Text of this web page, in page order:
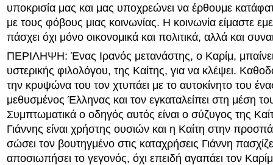
υποκρισία μας και μας υποχρεώνει να έρθουμε
με τους φόβους μιας κοινωνίας. Η κοινωνία είμαστε
πάσχει όχι μόνο οικονομικά και πολιτικά, αλλά και
ΠΕΡΙΛΗΨΗ: Ένας Ιρανός μετανάστης, ο Καρίμ, μπαίνει
υστερικής φιλολόγου, της Καίτης, για να κλέψει.
την κρυψώνα του τον χτυπάει με το αυτοκίνητο του
μεθυσμένος Έλληνας και τον εγκαταλείπει στη μέση
Συμπτωματικά ο οδηγός αυτός είναι ο σύζυγος της
Γιάννης είναι χρήστης ουσιών και η Καίτη στην
σώσει τον βουτηγμένο στις καταχρήσεις Γιάννη
αποσιωπήσει το γεγονός, όχι επειδή αγαπάει τον